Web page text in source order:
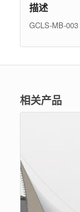
描述
GCLS-MB-
相关产品